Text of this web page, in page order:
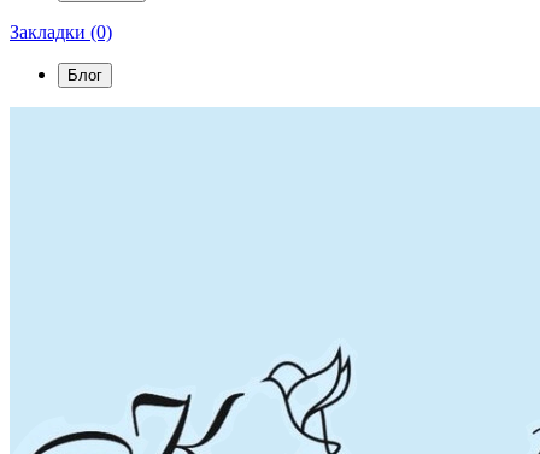
Закладки (0)
Блог